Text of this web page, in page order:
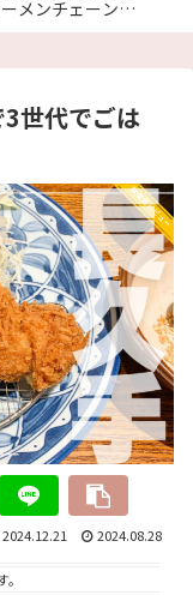
メンチェーン
3世代でごは
2024.12.21 2024.08.28